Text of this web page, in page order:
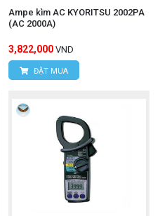
Ampe kìm AC KYORITSU 2002PA
(AC 2000A)
3,822,000 VND
ĐẶT MUA